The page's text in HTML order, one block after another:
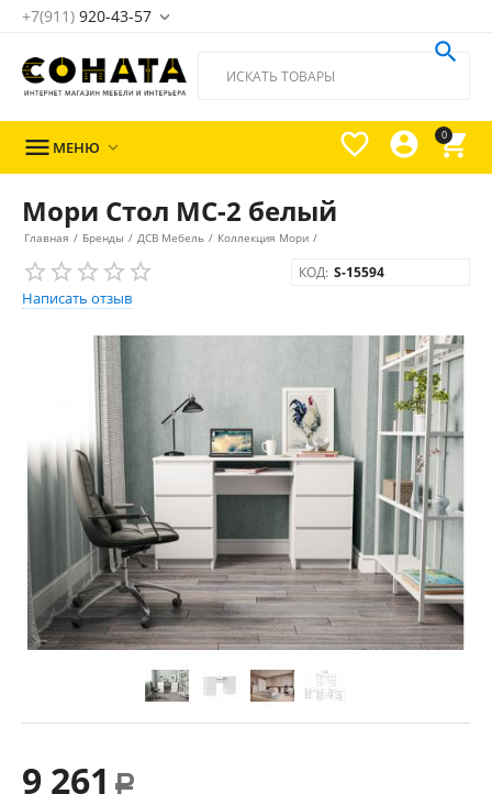
+7(911) 920-43-57 
0




 МЕНЮ 
Мори Стол МС-2 белый
Главная / Бренды / ДСВ Мебель / Коллекция Мори /
Написать отзыв
КОД: S-15594
9 261 Р